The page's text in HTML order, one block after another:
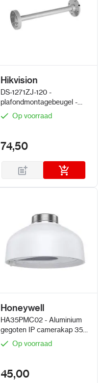
Hikvision
DS-1271ZJ-120 -
plafondmontagebeugel -
camera's aan het plafond
monteren
Op voorraad
74,50
Honeywell
HA35PMC02 - Aluminium
gegoten IP camerakap 35-
serieOp voorraad
45,00